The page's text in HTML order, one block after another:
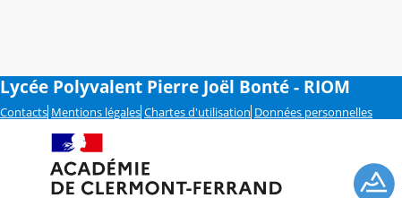
Lycée Polyvalent Pierre Joël Bonté - RIOM
Contacts Mentions légales Chartes d'utilisation Données personnelles